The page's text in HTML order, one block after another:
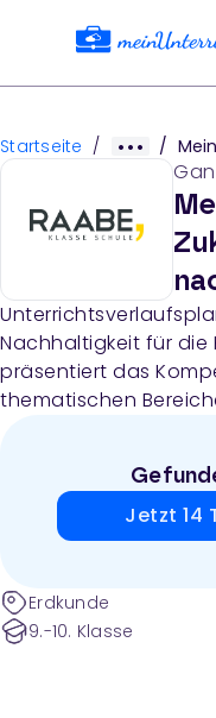
Startseite / /
Nachhaltigkeit für die
präsentiert das
thematischen
Jetzt 14
Erdkunde
9.-10. Klasse